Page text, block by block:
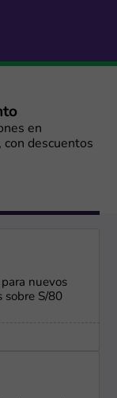
en
con descuentos
nuevos
sobre S/80